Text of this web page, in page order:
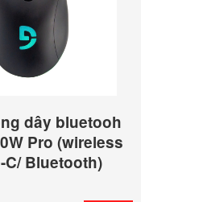
dây bluetooh
Pro (wireless
C/ Bluetooth)